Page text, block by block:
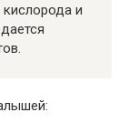
и